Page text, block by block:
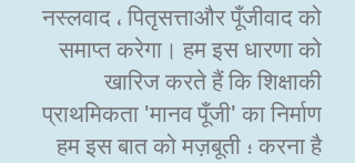
नस्लवाद ، पितृसत्ताऔर पूँजीवाद को
समाप्त करेगा। हम इस धारणा को
खारिज करते हैं कि शिक्षाकी
प्राथमिकता 'मानव पूँजी' का निर्माण
करना है ؛ हम इस बात को मज़बूती